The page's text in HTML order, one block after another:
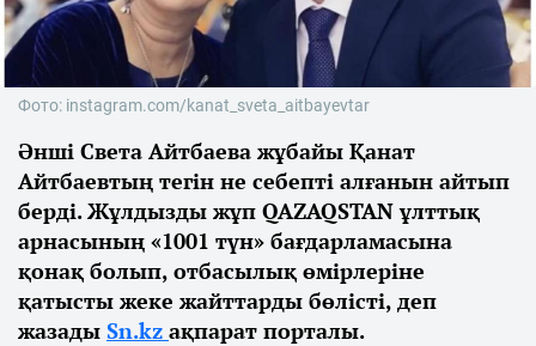
Фото: instagram.com/kanat_sveta_aitbayevtar
Әнші Света Айтбаева жұбайы Қанат
Айтбаевтың тегін не себепті алғанын айтып
берді. Жұлдызды жұп QAZAQSTAN ұлттық
арнасының «1001 түн» бағдарламасына
қонақ болып, отбасылық өмірлеріне
қатысты жеке жайттарды бөлісті, деп
жазады Sn.kz ақпарат порталы.